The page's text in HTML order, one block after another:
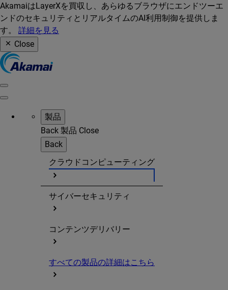
AkamaiはLayerXを買収し、あらゆるブラウザにエンドツーエ
ンドのセキュリティとリアルタイムのAI利用制御を提供しま
す。 詳細を見る
Close
製品
Back 製品 Close
Back
クラウドコンピューティング
サイバーセキュリティ
コンテンツデリバリー
すべての製品の詳細はこちら